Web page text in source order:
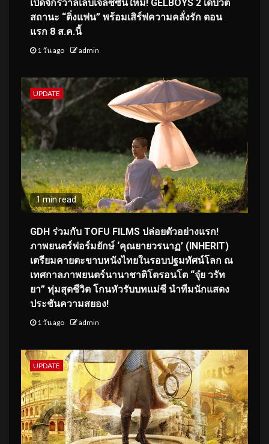
เปิดจักรวาลเล็บเจลซีซันใหม่! GELBOYS 2 เดบิวต์
สถานะ “ติ่งแฟน” พร้อมเสิร์ฟความคลั่งรัก ตอน
แรก 8 ส.ค.นี้
1 วัน ago admin
UPDATE
1 min read
GDH ร่วมกับ TOFU FILMS ปล่อยตัวอย่างแรก!
ภาพยนตร์ฟอร์มยักษ์ ‘คุณยายวรนาฏ’ (INHERIT)
เตรียมคายตะขาบหนังไทยในรอบปฐมทัศน์โลก ณ
เทศกาลภาพยนตร์นานาชาติโตรอนโต “จุ๋ย วรัท
ยา” ทุ่มสุดชีวิต โกนหัวรับบทแม่ชี นำทีมนักแสดง
ประชันความสยอง!
1 วัน ago admin
UPDATE